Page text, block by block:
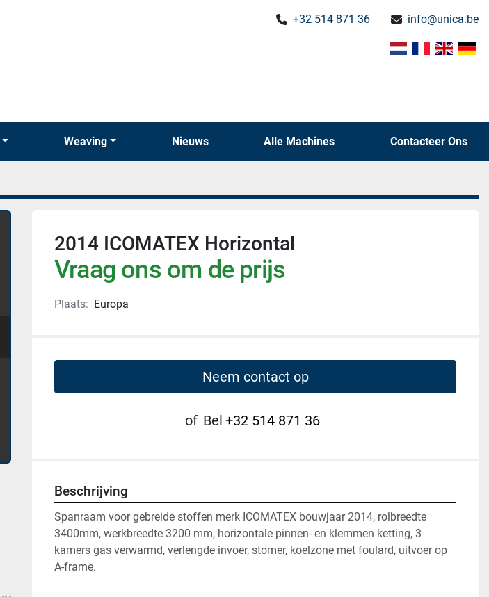
+32 514 871 36 info@unica.be
Weaving Nieuws Alle Machines Contacteer Ons
2014 ICOMATEX Horizontal
Vraag ons om de prijs
Plaats: Europa
Neem contact op
of Bel +32 514 871 36
Beschrijving
Spanraam voor gebreide stoffen merk ICOMATEX bouwjaar 2014, rolbreedte
3400mm, werkbreedte 3200 mm, horizontale pinnen- en klemmen ketting, 3
kamers gas verwarmd, verlengde invoer, stomer, koelzone met foulard, uitvoer op
A-frame.